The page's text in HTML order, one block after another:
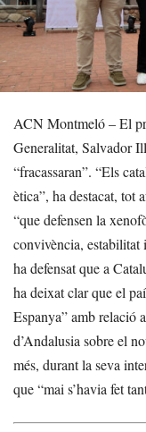
ACN Montmeló – El
Generalitat, Salvador
“fracassaran”. “Els
ètica”, ha destacat, tot
“que defensen la
convivència, estabilitat
ha defensat que a
ha deixat clar que el
Espanya” amb relació
d’Andalusia sobre el
més, durant la seva
que “mai s’havia fet